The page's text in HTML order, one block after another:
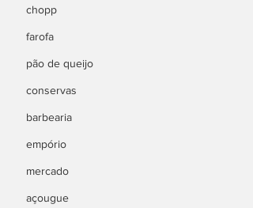
chopp
farofa
pão de queijo
conservas
barbearia
empório
mercado
açougue